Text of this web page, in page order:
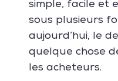
simple, facile et
sous plusieurs
aujourd’hui, le
quelque chose
les acheteurs.